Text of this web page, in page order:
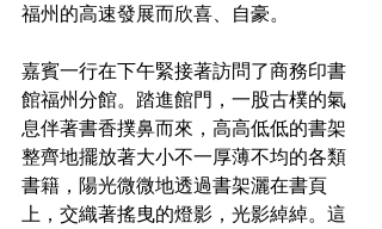
福州的高速發展而欣喜、自豪。
嘉賓一行在下午緊接著訪問了商務印書
館福州分館。踏進館門，一股古樸的氣
息伴著書香撲鼻而來，高高低低的書架
整齊地擺放著大小不一厚薄不均的各類
書籍，陽光微微地透過書架灑在書頁
上，交織著搖曳的燈影，光影綽綽。這